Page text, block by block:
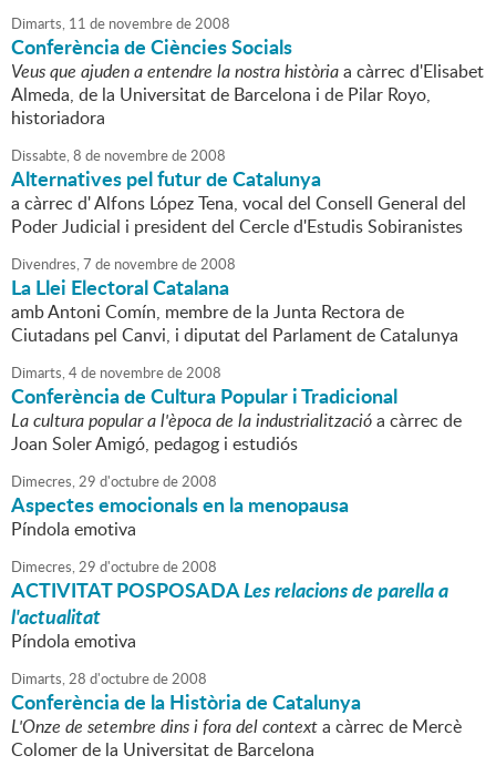
Dimarts, 11 de novembrede2008
Conferència de Ciències Socials
Veus que ajuden a entendre la nostra històriaa càrrec d'Elisabet
Almeda, de la Universitat de Barcelona i de Pilar Royo,
historiadora
Dissabte,8 de novembrede2008
Alternatives pel futur de Catalunya
a càrrec d' Alfons López Tena, vocal del Consell General del
Poder Judicial i president del Cercle d'Estudis Sobiranistes
Divendres,7 de novembrede2008
La Llei Electoral Catalana
amb Antoni Comín, membre de la Junta Rectora de
Ciutadans pel Canvi, i diputat del Parlament de Catalunya
Dimarts,4de novembrede2008
Conferència de Cultura Popular i Tradicional
La cultura popular a l'època de la industrialitzacióa càrrec de
Joan Soler Amigó, pedagog i estudiós
Dimecres,29 d'octubrede2008
Aspectes emocionals en la menopausa
Píndola emotiva
Dimecres,29 d'octubrede2008
ACTIVITAT POSPOSADALes relacions de parella a
l'actualitat
Píndola emotiva
Dimarts,28 d'octubrede2008
Conferència de la Història de Catalunya
L'Onze de setembre dins i fora del contexta càrrec de Mercè
Colomer de la Universitat de Barcelona